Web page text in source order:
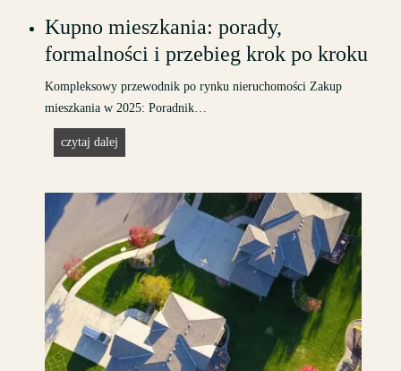
Kupno mieszkania: porady,
formalności i przebieg krok po kroku
Kompleksowy przewodnik po rynku nieruchomości Zakup
mieszkania w 2025: Poradnik…
czytaj dalejK
m
i
e
s
z
k